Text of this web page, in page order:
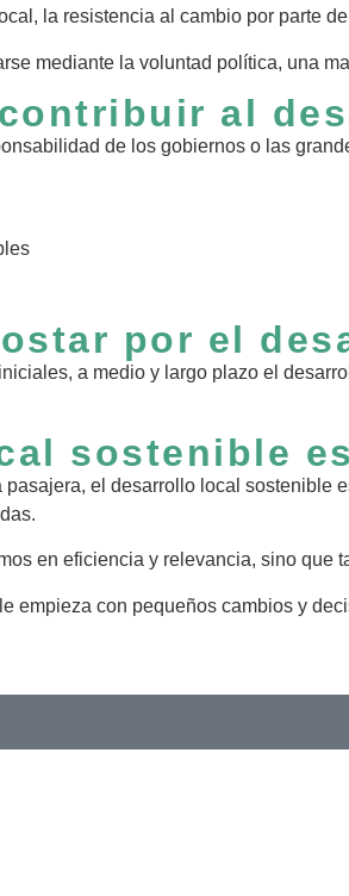
la resistencia al cambio por parte
mediante la voluntad política, una
al
de los gobiernos o las
por el
a medio y largo plazo el
sostenible
el desarrollo local
en eficiencia y relevancia, sino que
empieza con pequeños cambios y